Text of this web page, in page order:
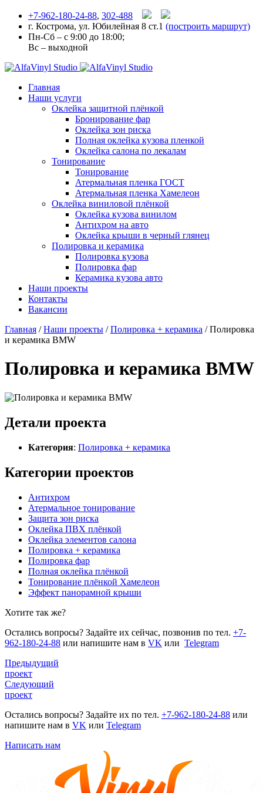
+7-962-180-24-88, 302-488
г. Кострома, ул. Юбилейная 8 ст.1 (построить маршрут)
Пн-Сб – с 9:00 до 18:00;
Вс – выходной
Главная
Наши услуги
Оклейка защитной плёнкой
Бронирование фар
Оклейка зон риска
Полная оклейка кузова пленкой
Оклейка салона по лекалам
Тонирование
Тонирование
Атермальная пленка ГОСТ
Атермальная пленка Хамелеон
Оклейка виниловой плёнкой
Оклейка кузова винилом
Антихром на авто
Оклейка крыши в черный глянец
Полировка и керамика
Полировка кузова
Полировка фар
Керамика кузова авто
Наши проекты
Контакты
Вакансии
Главная /Наши проекты /Полировка + керамика /Полировка
и керамика BMW
Полировка и керамика BMW
Детали проекта
Категория: Полировка + керамика
Категории проектов
Антихром
Атермальное тонирование
Защита зон риска
Оклейка ПВХ плёнкой
Оклейка элементов салона
Полировка + керамика
Полировка фар
Полная оклейка плёнкой
Тонирование плёнкой Хамелеон
Эффект панорамной крыши
Хотите так же?
Остались вопросы? Задайте их сейчас, позвонив по тел. +7-
962-180-24-88 или напишите нам в VK или Telegram
Предыдущий
проект
Следующий
проект
Остались вопросы? Задайте их по тел. +7-962-180-24-88 или
напишите нам в VK или Telegram
Написать нам